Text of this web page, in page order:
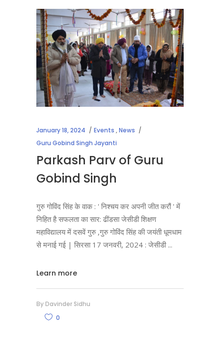
January 18, 2024 Events ,News
Guru Gobind Singh Jayanti
Parkash Parv of Guru
Gobind Singh
गुरु गोविंद सिंह के वाक : ' निश्चय कर अपनी जीत करौं ' में
निहित है सफलता का सार: ढींडसा जेसीडी शिक्षण
महाविद्यालय में दसवें गुरु ,गुरु गोविंद सिंह की जयंती धूमधाम
से मनाई गई | सिरसा 17 जनवरी, 2024 : जेसीडी
Learn more
By Davinder Sidhu
0